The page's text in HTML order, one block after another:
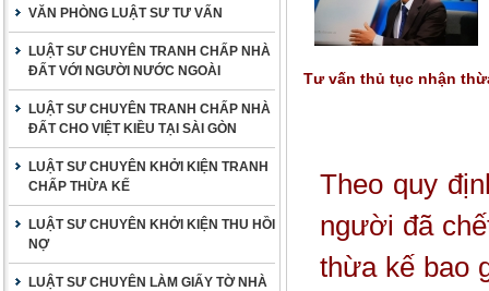
VĂN PHÒNG LUẬT SƯ TƯ VẤN
LUẬT SƯ CHUYÊN TRANH CHẤP NHÀ
ĐẤT VỚI NGƯỜI NƯỚC NGOÀI
LUẬT SƯ CHUYÊN TRANH CHẤP NHÀ
ĐẤT CHO VIỆT KIỀU TẠI SÀI GÒN
LUẬT SƯ CHUYÊN KHỞI KIỆN TRANH
CHẤP THỪA KẾ
LUẬT SƯ CHUYÊN KHỞI KIỆN THU HỒI
NỢ
LUẬT SƯ CHUYÊN LÀM GIẤY TỜ NHÀ
Tư vấn thủ tục nhận
Theo quy
người đã
thừa kế bao